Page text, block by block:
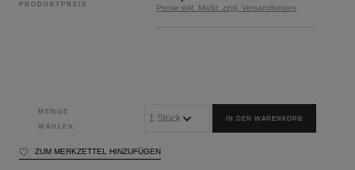
PRODUKTPREIS Preise inkl. MwSt. zzgl. Versandkosten
MENGE
WÄHLEN
IN DEN WARENKORB
ZUM MERKZETTEL HINZUFÜGEN